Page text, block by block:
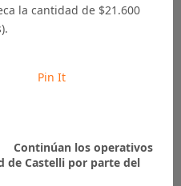
la cantidad de $21.600
Pin It
Continúan los operativos
de Castelli por parte del